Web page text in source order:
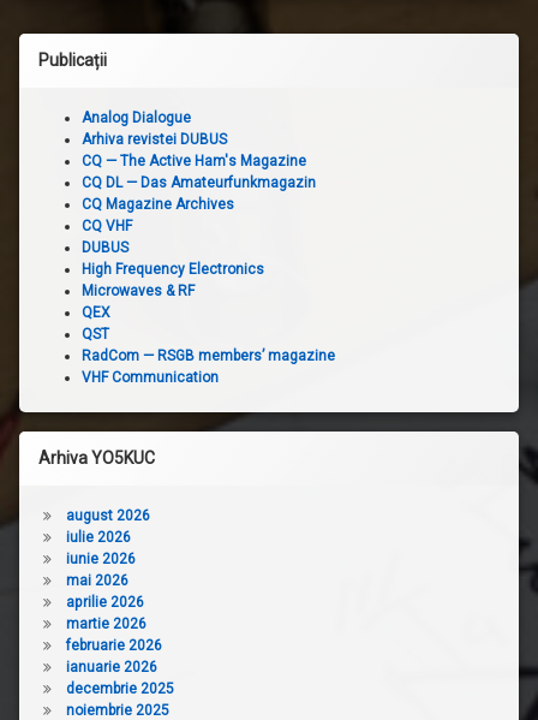
Publicații
Analog Dialogue
Arhiva revistei DUBUS
CQ — The Active Ham's Magazine
CQ DL — Das Amateurfunkmagazin
CQ Magazine Archives
CQ VHF
DUBUS
High Frequency Electronics
Microwaves & RF
QEX
QST
RadCom — RSGB members’ magazine
VHF Communication
Arhiva YO5KUC
august 2026
iulie 2026
iunie 2026
mai 2026
aprilie 2026
martie 2026
februarie 2026
ianuarie 2026
decembrie 2025
noiembrie 2025